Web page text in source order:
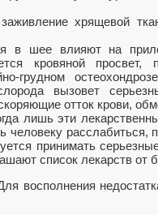
хрящевой
в шее влияют на
кровяной просвет,
грудном
вызовет
отток крови,
лишь эти
человеку
принимать
список лекарств от
восполнения